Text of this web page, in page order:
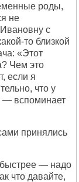
роды,
не
с
то близкой
«Этот
Чем это
если я
что у
— вспоминает
принялись
— надо
что давайте,